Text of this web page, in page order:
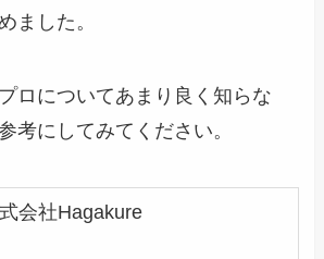
ました。
ロについてあまり良く知らな
考にしてみてください。
会社Hagakure